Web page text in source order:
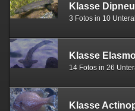
Klasse
3 Fotos in 10
14 Fotos in 26
Klasse